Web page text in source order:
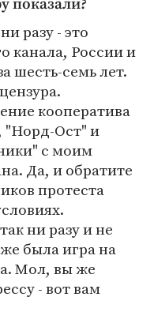
показали?
разу - это
канала, России и
шесть-семь лет.
кооператива
"Норд-Ост" и
с моим
Да, и обратите
протеста
ни разу и не
была игра на
Мол, вы же
- вот вам